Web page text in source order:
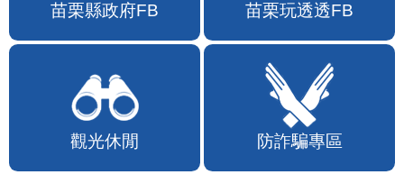
苗栗縣政府FB 苗栗玩透透FB
觀光休閒 防詐騙專區